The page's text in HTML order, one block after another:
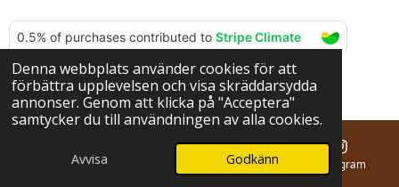
Denna webbplats använder cookies för att
förbättra upplevelsen och visa skräddarsydda
annonser. Genom att klicka på "Acceptera"
samtycker du till användningen av alla cookies.
Avvisa Godkänn
© 2025 - 2026 BERNA hantverk
Drivs avWebador
Karta Instagram